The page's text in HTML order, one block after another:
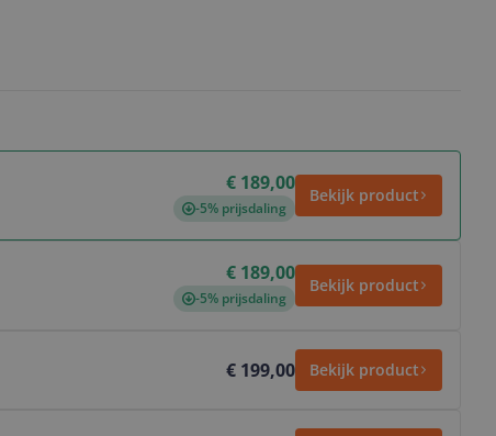
€ 189,00
-5% prijsdaling
Bekijk product
€ 189,00
-5% prijsdaling
Bekijk product
€ 199,00 Bekijk product